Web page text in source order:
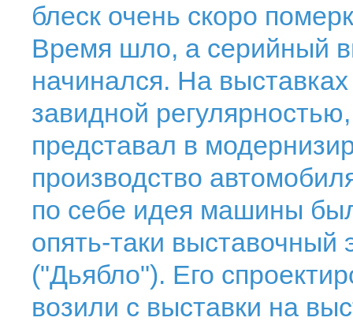
блеск очень скоро
Время шло, а серийный
начинался. На
завидной
представал в
производство
по себе идея машины
опять-таки выставочный
("Дьябло"). Его
возили с выставки на